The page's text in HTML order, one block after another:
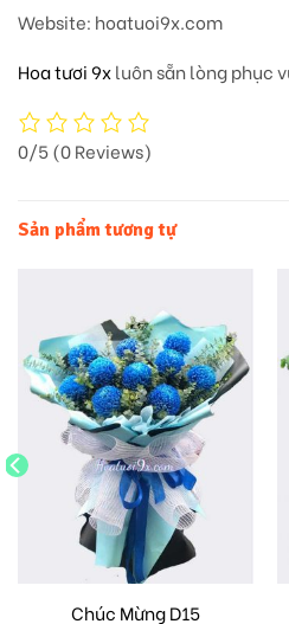
Website: hoatuoi9x.com
Hoa tươi 9xluôn sẵn lòng phục
0/5(0 Reviews)
Sản phẩm tương tự
Chúc Mừng D15